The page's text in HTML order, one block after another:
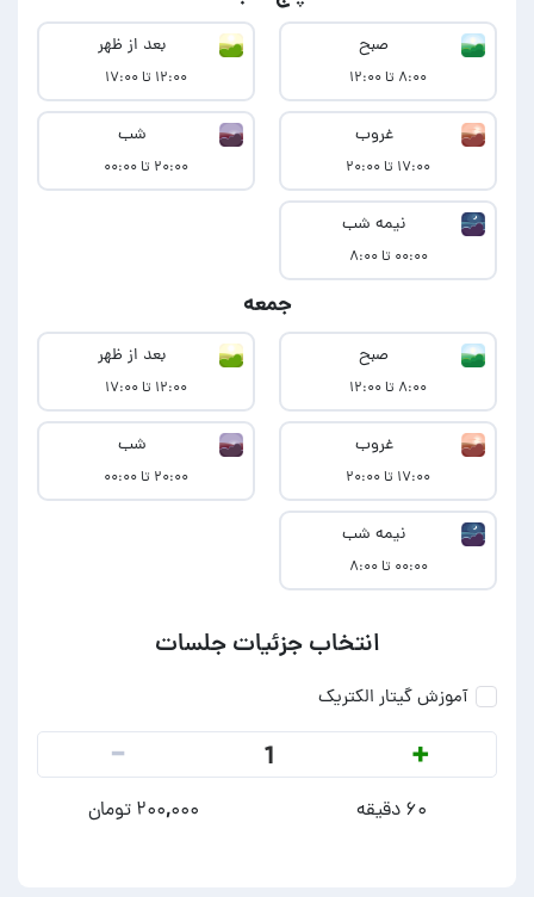
صبح
۸:۰۰ تا ۱۲:۰۰
بعد از ظهر
۱۲:۰۰ تا ۱۷:۰۰
غروب
۱۷:۰۰ تا ۲۰:۰۰
شب
۲۰:۰۰ تا ۰۰:۰۰
نیمه شب
۰۰:۰۰ تا ۸:۰۰
جمعه
صبح
۸:۰۰ تا ۱۲:۰۰
بعد از ظهر
۱۲:۰۰ تا ۱۷:۰۰
غروب
۱۷:۰۰ تا ۲۰:۰۰
شب
۲۰:۰۰ تا ۰۰:۰۰
نیمه شب
۰۰:۰۰ تا ۸:۰۰
انتخاب جزئیات جلسات
آموزش گیتار الکتریک
+
1
-
۶۰ دقیقه ۲۰۰,۰۰۰ تومان